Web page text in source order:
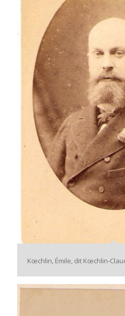
Kœchlin, Émile, dit Kœchlin-